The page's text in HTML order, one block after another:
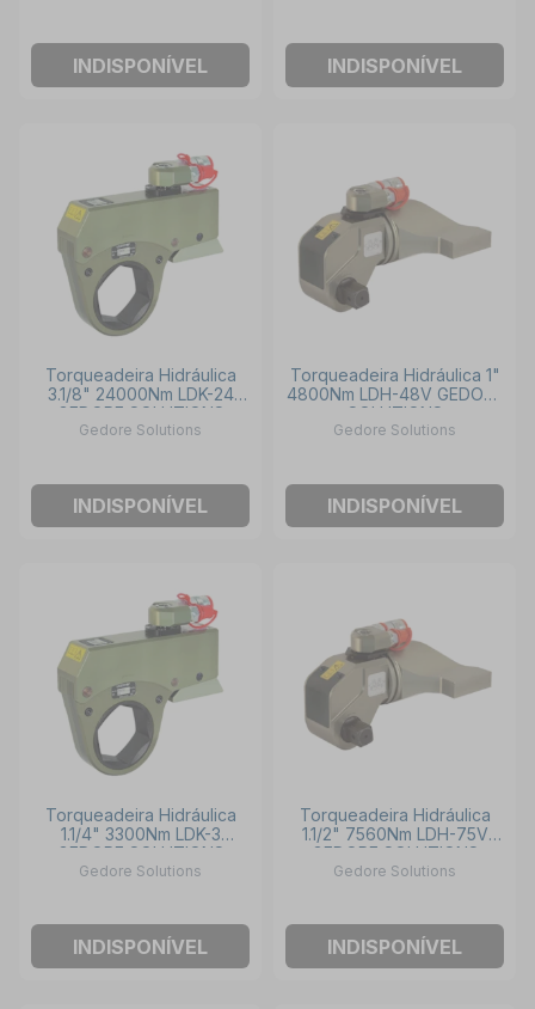
INDISPONÍVEL INDISPONÍVEL
Torqueadeira Hidráulica
3.1/8" 24000Nm LDK-24
GEDORE SOLUTIONS
Gedore Solutions
INDISPONÍVEL
Torqueadeira Hidráulica 1"
4800Nm LDH-48V GEDORE
SOLUTIONS
Gedore Solutions
INDISPONÍVEL
Torqueadeira Hidráulica
1.1/4" 3300Nm LDK-3
GEDORE SOLUTIONS
Gedore Solutions
INDISPONÍVEL
Torqueadeira Hidráulica
1.1/2" 7560Nm LDH-75V
GEDORE SOLUTIONS
Gedore Solutions
INDISPONÍVEL